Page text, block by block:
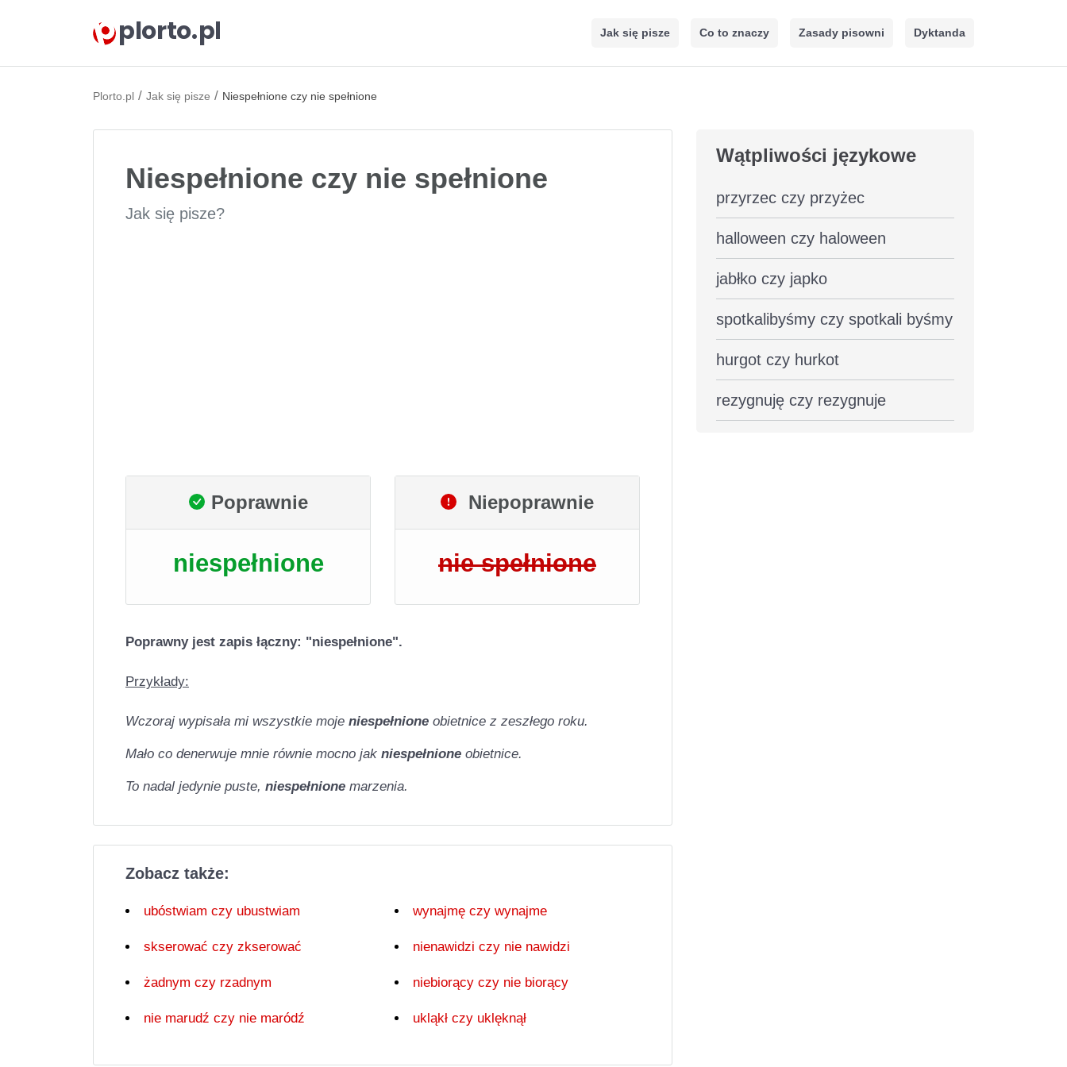
plorto.pl Jak się pisze Co to znaczy Zasady pisowni Dyktanda
Plorto.pl / Jak się pisze / Niespełnione czy nie spełnione
Niespełnione czy nie spełnione
Jak się pisze?
Poprawnie
niespełnione
Niepoprawnie
nie spełnione
Poprawny jest zapis łączny: "niespełnione".
Przykłady:
Wczoraj wypisała mi wszystkie moje niespełnione obietnice z zeszłego roku.
Mało co denerwuje mnie równie mocno jak niespełnione obietnice.
To nadal jedynie puste, niespełnione marzenia.
Zobacz także:
ubóstwiam czy ubustwiam wynajmę czy wynajme
skserować czy zkserować nienawidzi czy nie nawidzi
żadnym czy rzadnym niebiorący czy nie biorący
nie marudź czy nie maródź ukląkł czy uklęknął
Wątpliwości językowe
przyrzec czy przyżec
halloween czy haloween
jabłko czy japko
spotkalibyśmy czy spotkali byśmy
hurgot czy hurkot
rezygnuję czy rezygnuje